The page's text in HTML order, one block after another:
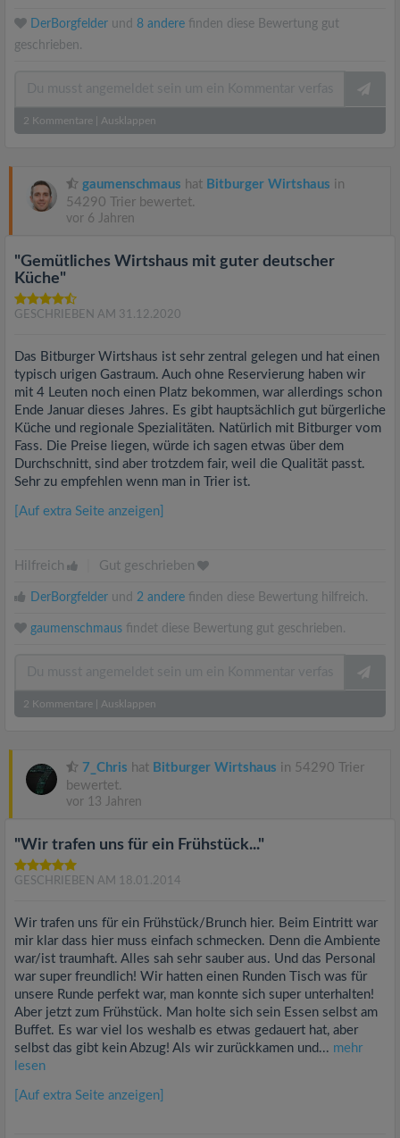
DerBorgfelder und 8 andere finden diese Bewertung gut
geschrieben.
2 Kommentare Ausklappen
gaumenschmaus hat Bitburger Wirtshaus in
54290 Trier bewertet.
vor 6 Jahren
"Gemütliches Wirtshaus mit guter deutscher
Küche"
GESCHRIEBEN AM 31.12.2020
Das Bitburger Wirtshaus ist sehr zentral gelegen und hat einen
typisch urigen Gastraum. Auch ohne Reservierung haben wir
mit 4 Leuten noch einen Platz bekommen, war allerdings schon
Ende Januar dieses Jahres. Es gibt hauptsächlich gut bürgerliche
Küche und regionale Spezialitäten. Natürlich mit Bitburger vom
Fass. Die Preise liegen, würde ich sagen etwas über dem
Durchschnitt, sind aber trotzdem fair, weil die Qualität passt.
Sehr zu empfehlen wenn man in Trier ist.
[Auf extra Seite anzeigen]
Hilfreich Gut geschrieben
DerBorgfelder und 2 andere finden diese Bewertung hilfreich.
gaumenschmaus findet diese Bewertung gut geschrieben.
2 Kommentare Ausklappen
7_Chris hat Bitburger Wirtshaus in 54290 Trier
bewertet.
vor 13 Jahren
"Wir trafen uns für ein Frühstück..."
GESCHRIEBEN AM 18.01.2014
Wir trafen uns für ein Frühstück/Brunch hier. Beim Eintritt war
mir klar dass hier muss einfach schmecken. Denn die Ambiente
war/ist traumhaft. Alles sah sehr sauber aus. Und das Personal
war super freundlich! Wir hatten einen Runden Tisch was für
unsere Runde perfekt war, man konnte sich super unterhalten!
Aber jetzt zum Frühstück. Man holte sich sein Essen selbst am
Buffet. Es war viel los weshalb es etwas gedauert hat, aber
selbst das gibt kein Abzug! Als wir zurückkamen und... mehr
lesen
[Auf extra Seite anzeigen]